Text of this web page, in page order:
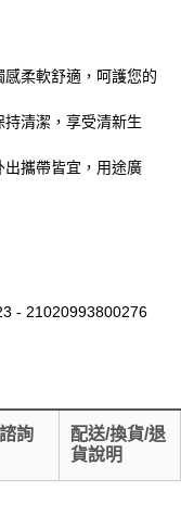
柔軟舒適，呵護您的
清潔，享受清新生
攜帶皆宜，用途廣
- 21020993800276
詢
配送/換貨/退
貨說明